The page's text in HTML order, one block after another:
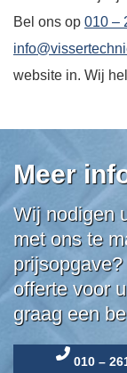
Bel ons op 010 –
website in. Wij
Meer
Wij nodigen
met ons te
offerte voor
graag een
010 –